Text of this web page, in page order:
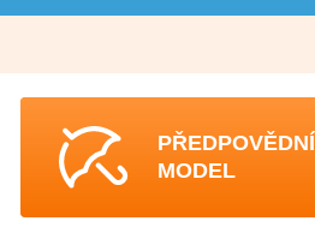
PŘEDPOVĚDNÍ
MODEL